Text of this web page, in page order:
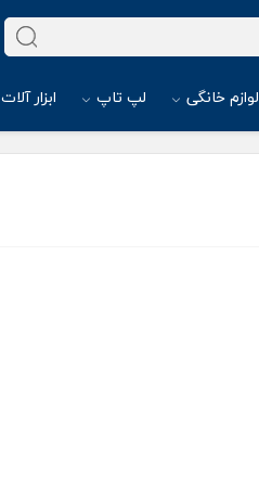
لوازم خانگی لپ تاپ ابزار آلات